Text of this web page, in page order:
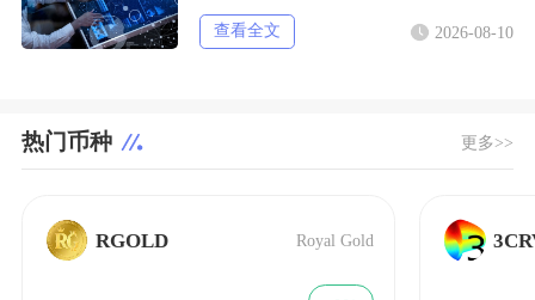
查看全文 2026-08-10
热门币种 更多>>
RGOLD Royal Gold